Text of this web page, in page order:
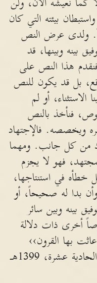
بيئته التي كان
ولدى عرض النص
بينه وبينها، قد
هذا النص على
بل قد يكون للنص
أو لم
فنأخذ بالنص
ويخصصه. فالإجتهاد
من كل جانب. ومهما
فهو لا يجزم
خطأه في استنتاجها،
بدا له صحيحاً، أو
بينه وبين سائر
أخرى ذات دلالة
بها القرون››
(اقتصادنا، دار التعارف، الطبعة الحادية عشرة، 1399هـ